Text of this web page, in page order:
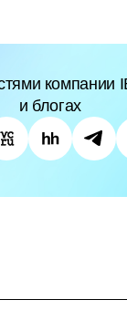
компании
и блогах